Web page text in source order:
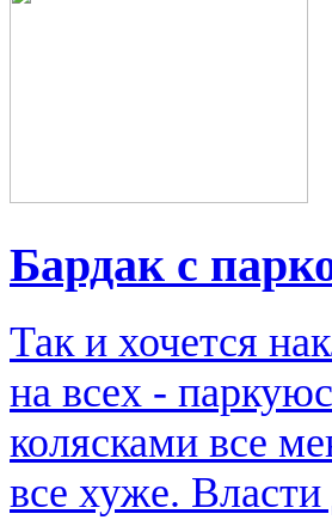
Бардак с
Так и хочется
на всех -
колясками все
все хуже.